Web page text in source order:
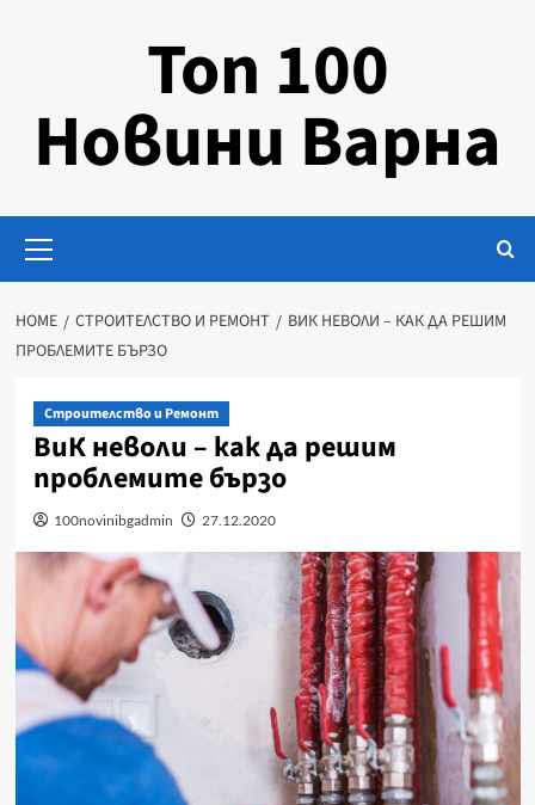
Топ 100
Новини Варна
Menu
HOME СТРОИТЕЛСТВО И РЕМОНТ
ВИК НЕВОЛИ – КАК ДА РЕШИМ
ПРОБЛЕМИТЕ БЪРЗО
Строителство и Ремонт
ВиК неволи – как да решим
проблемите бързо
100novinibgadmin 27.12.2020